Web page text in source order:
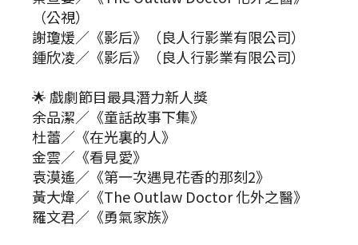
（公視）
謝瓊煖／《影后》（良人行影業有限公司）
鍾欣凌／《影后》（良人行影業有限公司）
🌟 戲劇節目最具潛力新人獎
余品潔／《童話故事下集》
杜蕾／《在光裏的人》
金雲／《看見愛》
袁漠遙／《第一次遇見花香的那刻2》
黃大煒／《The Outlaw Doctor 化外之醫》
羅文君／《勇氣家族》